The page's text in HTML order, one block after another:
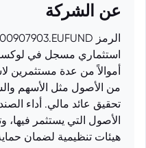
عن الشركة
استثماري مسجل في
أموالاً من عدة مستثمرين
من الأصول مثل الأسهم
تحقيق عائد مالي. أداء
الأصول التي يستثمر فيها،
هيئات تنظيمية لضمان